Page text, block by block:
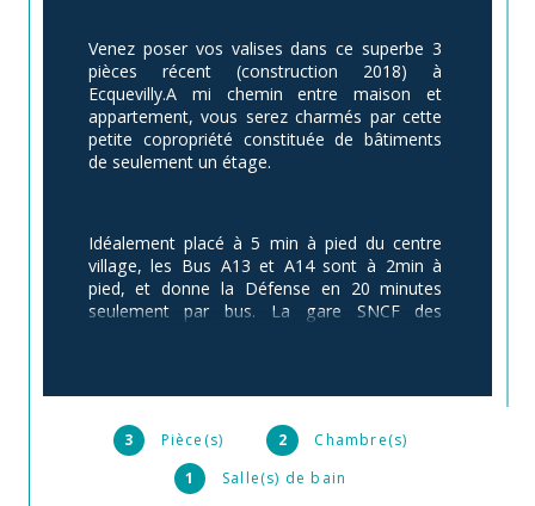
3 Pièce(s) 2
Chambre(s)
1
Salle(s) de bain
Venez poser vos valises dans ce superbe 3
pièces récent (construction 2018) à
Ecquevilly.A mi chemin entre maison et
appartement, vous serez charmés par cette
petite copropriété constituée de bâtiments
de seulement un étage.
Idéalement placé à 5 min à pied du centre
village, les Bus A13 et A14 sont à 2min à
pied, et donne la Défense en 20 minutes
seulement par bus. La gare SNCF des
L'appartement au 1er et dernier étage, offre
entièrement équipée de 6.5m², disposant
d'un petit cellier-débarras de 3m², 2
chambres de 12 et 10m², dont une avec un